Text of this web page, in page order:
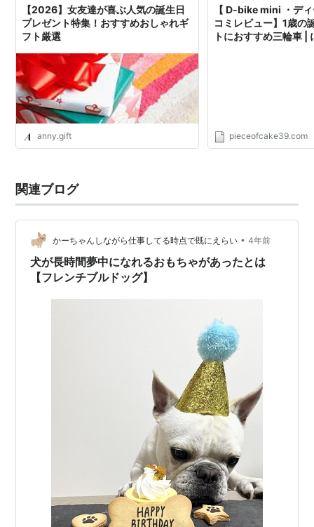
【2026】女友達が喜ぶ人気の誕生日
プレゼント特集！おすすめおしゃれギ
フト厳選
anny.gift
【 D-bike mini ・デ
コミレビュー】1歳の
トにおすすめ三輪車 |
pieceofcake39.com
関連ブログ
かーちゃんしながら仕事してる時点で既にえらい • 4年前
犬が長時間夢中になれるおもちゃがあったとは
【フレンチブルドッグ】